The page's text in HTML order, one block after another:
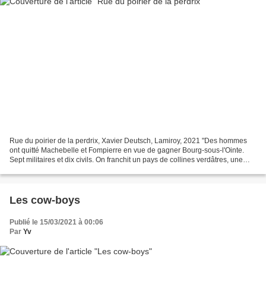
Rue du poirier de la perdrix, Xavier Deutsch, Lamiroy, 2021 "Des hommes
ont quitté Machebelle et Fompierre en vue de gagner Bourg-sous-l'Ointe.
Sept militaires et dix civils. On franchit un pays de collines verdâtres, une
Les cow-boys
Publié le 15/03/2021 à 00:06
Par Yv